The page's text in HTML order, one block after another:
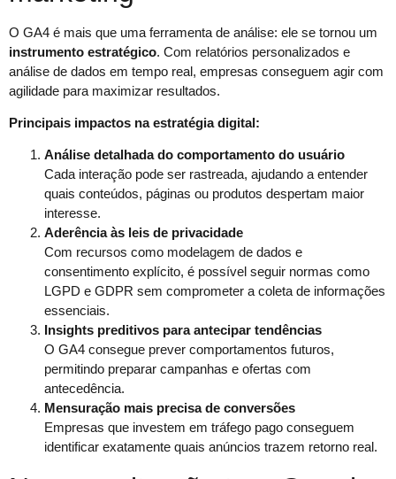
O GA4 é mais que uma ferramenta de análise: ele se tornou um
instrumento estratégico. Com relatórios personalizados e
análise de dados em tempo real, empresas conseguem agir com
agilidade para maximizar resultados.
Principais impactos na estratégia digital:
Análise detalhada do comportamento do usuário
Cada interação pode ser rastreada, ajudando a entender
quais conteúdos, páginas ou produtos despertam maior
interesse.
Aderência às leis de privacidade
Com recursos como modelagem de dados e
consentimento explícito, é possível seguir normas como
LGPD e GDPR sem comprometer a coleta de informações
essenciais.
Insights preditivos para antecipar tendências
O GA4 consegue prever comportamentos futuros,
permitindo preparar campanhas e ofertas com
antecedência.
Mensuração mais precisa de conversões
Empresas que investem em tráfego pago conseguem
identificar exatamente quais anúncios trazem retorno real.